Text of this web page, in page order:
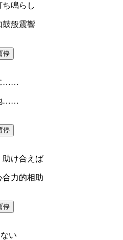
鳴らし
鼓般震響
停
……
……
停
助け合えば
合力的相助
停
い